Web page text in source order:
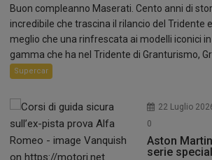
Buon compleanno Maserati. Cento anni di
incredibile che trascina il rilancio del Tridente
meglio che una rinfrescata ai modelli iconici
gamma che ha nel Tridente di Granturismo,
Supercar
22 Luglio
0
Aston
serie